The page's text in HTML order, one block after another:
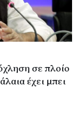
σε πλοίο
έχει μπει